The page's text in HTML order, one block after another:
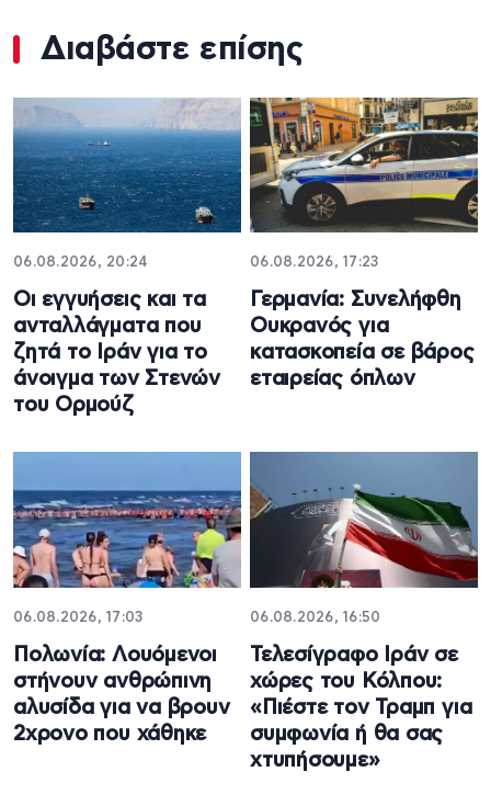
Διαβάστε επίσης
06.08.2026, 20:24
Οι εγγυήσεις και τα
ανταλλάγματα που
ζητά το Ιράν για το
άνοιγμα των Στενών
του Ορμούζ
06.08.2026, 17:23
Γερμανία: Συνελήφθη
Ουκρανός για
κατασκοπεία σε βάρος
εταιρείας όπλων
06.08.2026, 17:03
Πολωνία: Λουόμενοι
στήνουν ανθρώπινη
αλυσίδα για να βρουν
2χρονο που χάθηκε
06.08.2026, 16:50
Τελεσίγραφο Ιράν σε
χώρες του Κόλπου:
«Πιέστε τον Τραμπ για
συμφωνία ή θα σας
χτυπήσουμε»